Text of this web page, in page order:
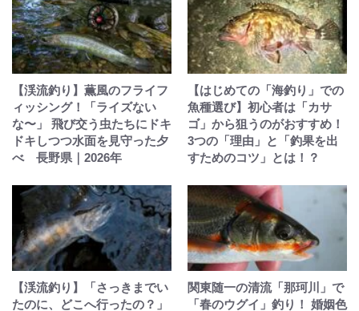
【渓流釣り】薫風のフライフ
ィッシング！「ライズない
な〜」 飛び交う虫たちにドキ
ドキしつつ水面を見守った夕
べ 長野県｜2026年
【はじめての「海釣り」での
魚種選び】初心者は「カサ
ゴ」から狙うのがおすすめ！
3つの「理由」と「釣果を出
すためのコツ」とは！？
【渓流釣り】「さっきまでい
たのに、どこへ行ったの？」
関東随一の清流「那珂川」で
「春のウグイ」釣り！ 婚姻色